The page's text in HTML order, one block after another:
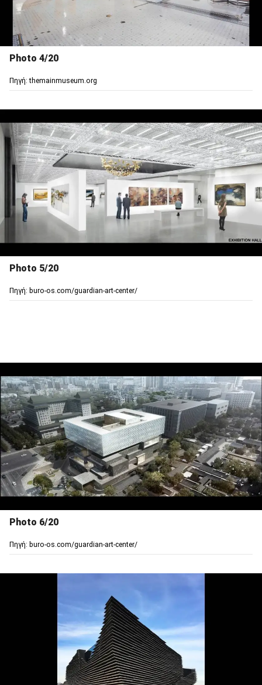
Photo 4/20
Πηγή: themainmuseum.org
Photo 5/20
Πηγή: buro-os.com/guardian-art-center/
Photo 6/20
Πηγή: buro-os.com/guardian-art-center/